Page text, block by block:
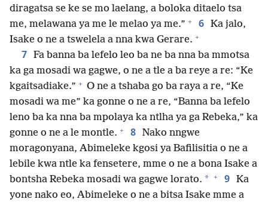
diragatsa se ke se mo laelang, a boloka ditaelo tsa
me, melawana ya me le melao ya me.” + 6 Ka jalo,
Isake o ne a tswelela a nna kwa Gerare. +
7 Fa banna ba lefelo leo ba ne ba nna ba mmotsa
ka ga mosadi wa gagwe, o ne a tle a ba reye a re: “Ke
kgaitsadiake.” + O ne a tshaba go ba raya a re, “Ke
mosadi wa me” ka gonne o ne a re, “Banna ba lefelo
leno ba ka nna ba mpolaya ka ntlha ya ga Rebeka,” ka
gonne o ne a le montle. + 8 Nako nngwe
moragonyana, Abimeleke kgosi ya Bafilisitia o ne a
lebile kwa ntle ka fensetere, mme o ne a bona Isake a
bontsha Rebeka mosadi wa gagwe lorato. * + 9 Ka
yone nako eo, Abimeleke o ne a bitsa Isake mme a